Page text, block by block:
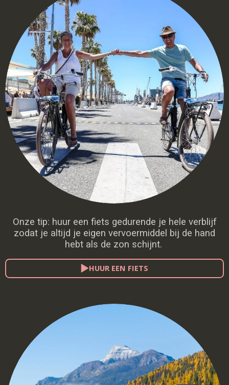
Onze tip: huur een fiets gedurende je hele verblijf
zodat je altijd je eigen vervoermiddel bij de hand
hebt als de zon schijnt.
HUUR EEN FIETS